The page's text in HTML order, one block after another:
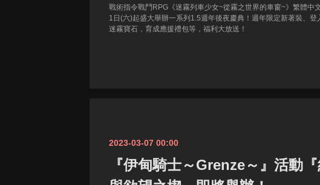
戰術指令戰鬥RPG《迷霧列車少女~從霧之世界的車窗~》繁體中
1日(六)起盛大舉辦一系列1.5週年後夜慶典！週年限定新著裝、登
迷霧寶石，育成應援禮包等，福利大放送！
2023-03-07 00:00
『伊甸騎士～Grenze～』活動